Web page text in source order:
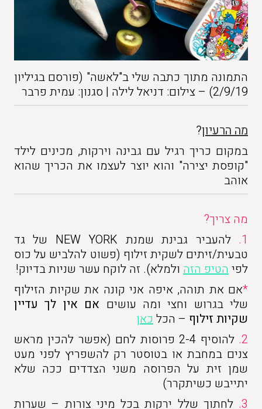
התמונה מתוך כתבה שלי ב"לאשה" (פורסם בגיליון
2/9/19) – צילום: דניאל לילה | סגנון: עמית פרבר
מה הרעיון?
במקום כריך רגיל עם גבינה וירקות, מכינים לילד
"קופסת יצירה" והוא יוצר לעצמו את הכריך שהוא
אוהב
מה צריך?
1.
להעביר גבינת שמנת NEW YORK של גד
טבעית/זיתים לשקית זילוף (פשוט להלביש על כוס
לפיהטיפ הזה ולמלא). זה לוקח עשר שניות בדיוק!
*אם את תוהה, איפה אני קונה את שקיות הזילוף
שלי בגרוש וחצי ומה עושים אם אין לך עדיין
שקיות זילוף – הכלכאן
2.
להוסיף 2-4 פרוסות לחם (אפשר להכין מראש
צנים במחבת או בטוסטר רק להשפריץ לפני מעט
שמן זית על הפרוסה משני הצדדים ככה שלא
יתייבש כשיתקרר)
3. לחתוך שלל ירקות בכל מיני צורות – שערות